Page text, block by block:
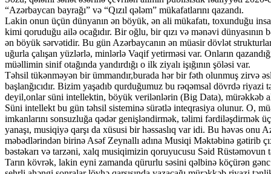
“Azərbaycan bayrağı” və “Qızıl qələm” mükafatlarını qazandı.
Lakin onun üçün dünyanın ən böyük, ən ali mükafatı, toxunduğu
kimi qoruduğu ailə ocağıdır. Bir oğlu, bir qızı və mənəvi
ən böyük sərvətidir. Bu gün Azərbaycanın ən müasir dövlət
uğurla çalışan yüzlərlə, minlərlə Vaqif yetirməsi var. Onların
müəllimin sinif otağında yandırdığı o ilk ziyalı işığının şöləsi var.
Təhsil tükənməyən bir ümmandır,burada hər bir fəth olunmuş zirvə
başlanğıcıdır. Bizim yaşadıb qurduğumuz bu rəqəmsal dövrdə
deyil,onlar süni intellektin, böyük verilənlərin (Big Data), mürəkkəb
Süni intellekt bu gün təhsil sisteminə sürətlə inteqrasiya olunur. O,
imkanlarını sonsuzluğa qədər genişləndirmək, təlimi fərdiləşdirmək
yanaşı, musiqiyə qarşı da xüsusi bir həssaslıq var idi. Bu həvəs onu
məbədlərindən birinə Asəf Zeynallı adına Musiqi Məktəbinə gətirib
bəstəkarı və tarzəni, xalq musiqimizin qoruyucusu Səid
Tarın kövrək, lakin eyni zamanda qürurlu səsini qəlbinə köçürən